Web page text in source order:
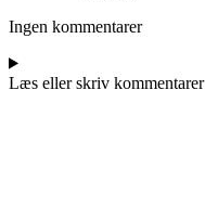
Ingen kommentarer
Læs eller skriv kommentarer